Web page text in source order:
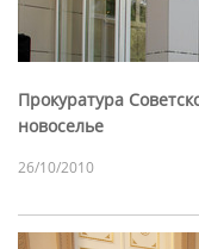
Прокуратура
новоселье
26/10/2010